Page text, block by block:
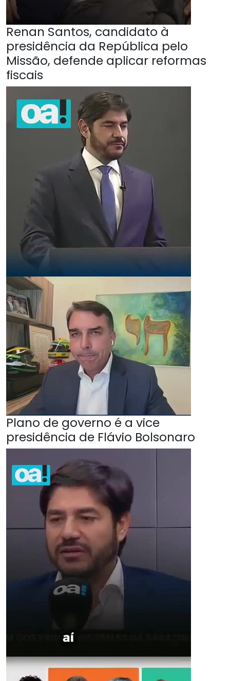
Renan Santos, candidato à
presidência da República pelo
Missão, defende aplicar reformas
fiscais
Plano de governo é a vice
presidência de Flávio Bolsonaro